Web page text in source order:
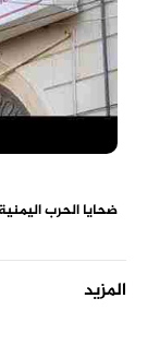
ضحايا الحرب
المزيد